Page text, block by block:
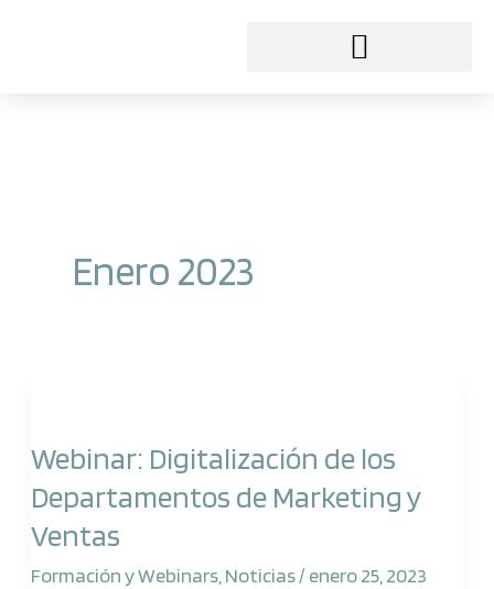
Enero 2023
Webinar: Digitalización de los
Departamentos de Marketing y
Ventas
Formación y Webinars Noticias/enero 25, 2023
de
los
Departamentos
de